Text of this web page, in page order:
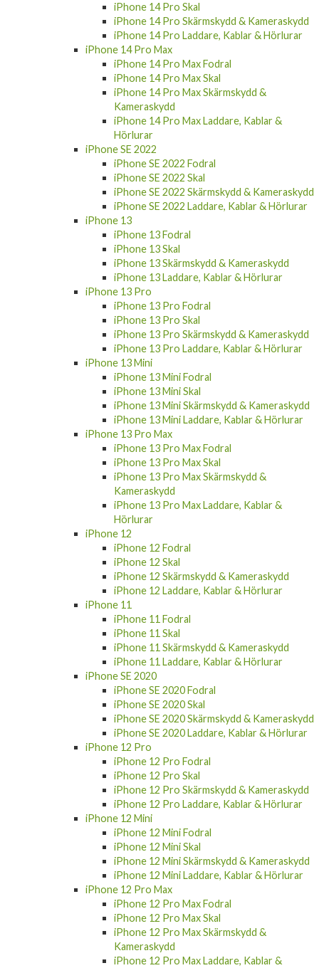
iPhone 14 Pro Skal
iPhone 14 Pro Skärmskydd & Kameraskydd
iPhone 14 Pro Laddare, Kablar & Hörlurar
iPhone 14 Pro Max
iPhone 14 Pro Max Fodral
iPhone 14 Pro Max Skal
iPhone 14 Pro Max Skärmskydd &
Kameraskydd
iPhone 14 Pro Max Laddare, Kablar &
Hörlurar
iPhone SE 2022
iPhone SE 2022 Fodral
iPhone SE 2022 Skal
iPhone SE 2022 Skärmskydd & Kameraskydd
iPhone SE 2022 Laddare, Kablar & Hörlurar
iPhone 13
iPhone 13 Fodral
iPhone 13 Skal
iPhone 13 Skärmskydd & Kameraskydd
iPhone 13 Laddare, Kablar & Hörlurar
iPhone 13 Pro
iPhone 13 Pro Fodral
iPhone 13 Pro Skal
iPhone 13 Pro Skärmskydd & Kameraskydd
iPhone 13 Pro Laddare, Kablar & Hörlurar
iPhone 13 Mini
iPhone 13 Mini Fodral
iPhone 13 Mini Skal
iPhone 13 Mini Skärmskydd & Kameraskydd
iPhone 13 Mini Laddare, Kablar & Hörlurar
iPhone 13 Pro Max
iPhone 13 Pro Max Fodral
iPhone 13 Pro Max Skal
iPhone 13 Pro Max Skärmskydd &
Kameraskydd
iPhone 13 Pro Max Laddare, Kablar &
Hörlurar
iPhone 12
iPhone 12 Fodral
iPhone 12 Skal
iPhone 12 Skärmskydd & Kameraskydd
iPhone 12 Laddare, Kablar & Hörlurar
iPhone 11
iPhone 11 Fodral
iPhone 11 Skal
iPhone 11 Skärmskydd & Kameraskydd
iPhone 11 Laddare, Kablar & Hörlurar
iPhone SE 2020
iPhone SE 2020 Fodral
iPhone SE 2020 Skal
iPhone SE 2020 Skärmskydd & Kameraskydd
iPhone SE 2020 Laddare, Kablar & Hörlurar
iPhone 12 Pro
iPhone 12 Pro Fodral
iPhone 12 Pro Skal
iPhone 12 Pro Skärmskydd & Kameraskydd
iPhone 12 Pro Laddare, Kablar & Hörlurar
iPhone 12 Mini
iPhone 12 Mini Fodral
iPhone 12 Mini Skal
iPhone 12 Mini Skärmskydd & Kameraskydd
iPhone 12 Mini Laddare, Kablar & Hörlurar
iPhone 12 Pro Max
iPhone 12 Pro Max Fodral
iPhone 12 Pro Max Skal
iPhone 12 Pro Max Skärmskydd &
Kameraskydd
iPhone 12 Pro Max Laddare, Kablar &